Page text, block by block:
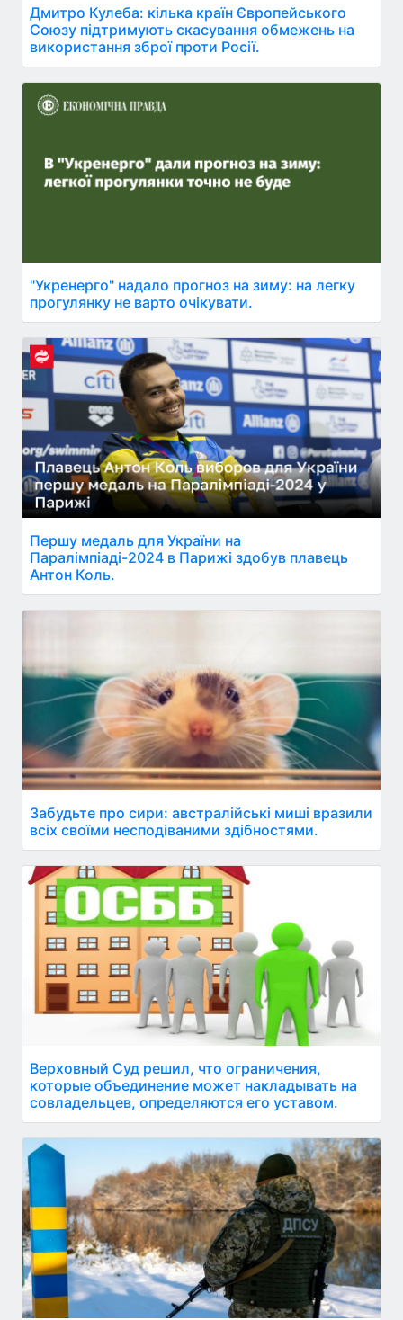
Дмитро Кулеба: кілька країн Європейського
Союзу підтримують скасування обмежень на
використання зброї проти Росії.
"Укренерго" надало прогноз на зиму: на легку
прогулянку не варто очікувати.
Першу медаль для України на
Паралімпіаді-2024 в Парижі здобув плавець
Антон Коль.
Забудьте про сири: австралійські миші вразили
всіх своїми несподіваними здібностями.
Верховный Суд решил, что ограничения,
которые объединение может накладывать на
совладельцев, определяются его уставом.